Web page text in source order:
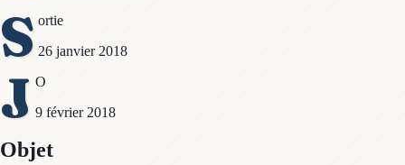
S ortie
26 janvier 2018
J O
9 février 2018
Objet